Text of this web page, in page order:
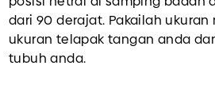
dari 90 derajat. Pakailah
ukuran telapak tangan anda
tubuh anda.